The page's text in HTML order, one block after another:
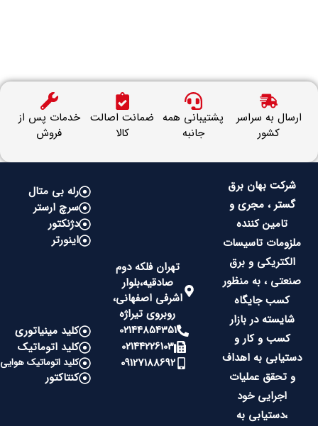
ارسال به سراسر
کشور
پشتیبانی همه
جانبه
ضمانت اصالت
کالا
خدمات پس از
فروش
شرکت بهان برق
گستر ، مجری و
تامین کننده
ملزومات تاسیسات
الکتریکی و برق
صنعتی ، به منظور
کسب جایگاه
شایسته در بازار
کسب و کار و
دستیابی به اهداف
و تحقق عملیات
اجرایی خود
،دستیابی به
تهران فلکه دوم
صادقیه،بلوار
اشرفی اصفهانی،
روبروی تیراژه
02144854351
02144226103
09127188692
رله بی متال
سرچ ارستر
دژنکتور
اینورتر
کلید مینیاتوری
کلید اتوماتیک
کلید اتوماتیک هوایی
کنتاکتور